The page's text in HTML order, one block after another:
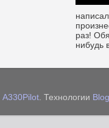
раз!
нибудь
A330Pilot. Технологии